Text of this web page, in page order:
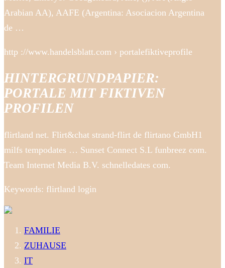
Arabian AA), AAFE (Argentina: Asociacion Argentina
de …
http ://www.handelsblatt.com › portalefiktiveprofile
HINTERGRUNDPAPIER:
PORTALE MIT FIKTIVEN
PROFILEN
flirtland net. Flirt&chat strand-flirt de flirtano GmbH1
milfs tempodates … Sunset Connect S.L funbreez com.
Team Internet Media B.V. schnelledates com.
Keywords: flirtland login
FAMILIE
ZUHAUSE
IT